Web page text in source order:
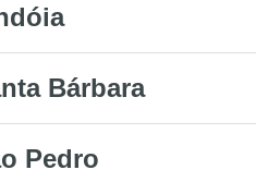
Bárbara
Pedro